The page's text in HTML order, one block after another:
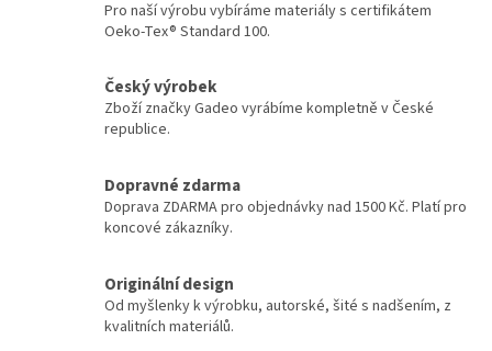
Pro naší výrobu vybíráme materiály s certifikátem
Oeko-Tex® Standard 100.
Český výrobek
Zboží značky Gadeo vyrábíme kompletně v České
republice.
Dopravné zdarma
Doprava ZDARMA pro objednávky nad 1500 Kč. Platí pro
koncové zákazníky.
Originální design
Od myšlenky k výrobku, autorské, šité s nadšením, z
kvalitních materiálů.